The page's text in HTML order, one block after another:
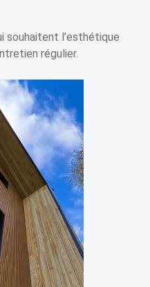
souhaitent l’esthétique
régulier.